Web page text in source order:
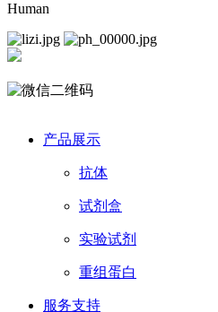
Human
产品展示
抗体
试剂盒
实验试剂
重组蛋白
服务支持